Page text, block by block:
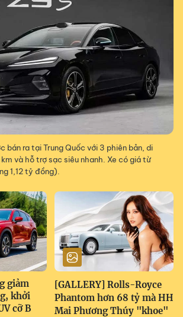
bán ra tại Trung Quốc với 3 phiên bản, di
và hỗ trợ sạc siêu nhanh. Xe có giá từ
1,12 tỷ đồng).
giảm
khởi
cỡ B
[GALLERY] Rolls-Royce
Phantom hơn 68 tỷ mà HH
Mai Phương Thúy "khoe"